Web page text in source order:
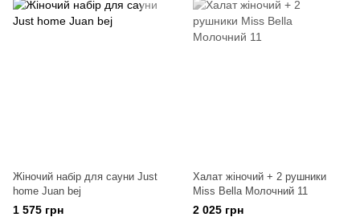
Жіночий набір для сауни Just
home Juan bej
1 575 грн
Халат жіночий + 2 рушники
Miss Bella Молочний 11
2 025 грн